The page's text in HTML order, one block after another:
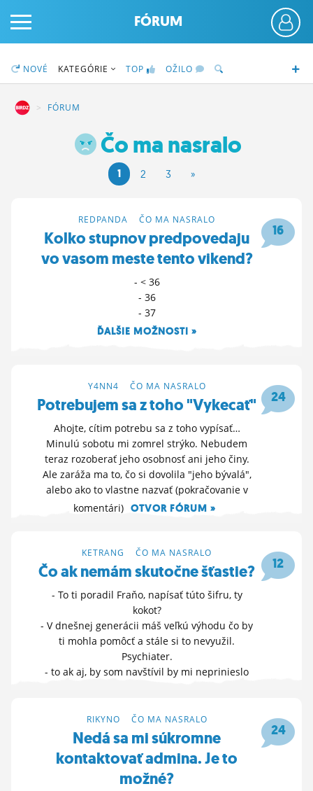
PRIHLÁS SA
FÓRUM
STATUSY
ĽUDIA
NASTAVENIA
ROLETA
FÓRUM
NOVÉ KATEGÓRIE TOP OŽILO
FÓRUM
Čo ma nasralo
1 2 3 »
16
REDPANDA ČO MA NASRALO
Kolko stupnov predpovedaju
vo vasom meste tento vikend?
- < 36
- 36
- 37
ĎALŠIE MOŽNOSTI »
24
Y4NN4 ČO MA NASRALO
Potrebujem sa z toho "Vykecať"
Ahojte, cítim potrebu sa z toho vypísať…
Minulú sobotu mi zomrel strýko. Nebudem
teraz rozoberať jeho osobnosť ani jeho činy.
Ale zaráža ma to, čo si dovolila "jeho bývalá",
alebo ako to vlastne nazvať (pokračovanie v
komentári) OTVOR FÓRUM »
12
KETRANG ČO MA NASRALO
Čo ak nemám skutočne šťastie?
- To ti poradil Fraňo, napísať túto šifru, ty
kokot?
- V dnešnej generácii máš veľkú výhodu čo by
ti mohla pomôcť a stále si to nevyužil.
Psychiater.
- to ak aj, by som navštívil by mi neprinieslo
HLASUJ »
8. 1. 2026 09:57
24
RIKYNO ČO MA NASRALO
Nedá sa mi súkromne
kontaktovať admina. Je to
možné?